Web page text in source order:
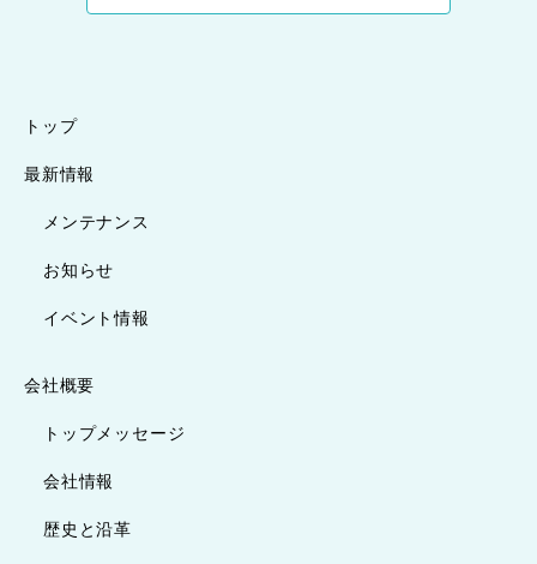
トップ
最新情報
メンテナンス
お知らせ
イベント情報
会社概要
トップメッセージ
会社情報
歴史と沿革